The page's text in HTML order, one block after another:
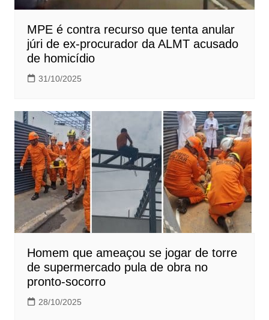
MPE é contra recurso que tenta anular
júri de ex-procurador da ALMT acusado
de homicídio
31/10/2025
Homem que ameaçou se jogar de torre
de supermercado pula de obra no
pronto-socorro
28/10/2025